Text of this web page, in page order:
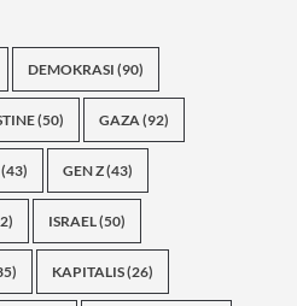
DEMOKRASI (90)
(50) GAZA(92)
GEN Z(43)
ISRAEL(50)
KAPITALIS(26)